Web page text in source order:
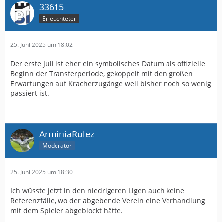
33615
Erleuchteter
25. Juni 2025 um 18:02
Der erste Juli ist eher ein symbolisches Datum als offizielle
Beginn der Transferperiode, gekoppelt mit den großen
Erwartungen auf Kracherzugänge weil bisher noch so wenig
passiert ist.
ArminiaRulez
Moderator
25. Juni 2025 um 18:30
Ich wüsste jetzt in den niedrigeren Ligen auch keine
Referenzfälle, wo der abgebende Verein eine Verhandlung
mit dem Spieler abgeblockt hätte.